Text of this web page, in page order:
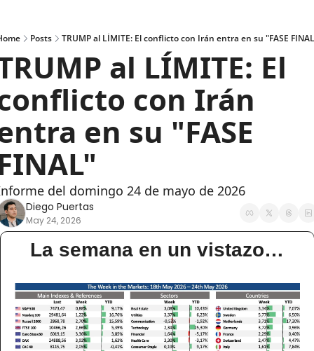
Posts TRUMP al LÍMITE: El conflicto con Irán entra en su "FASE
al LÍMITE: El
con Irán
en su "FASE
del domingo 24 de mayo de 2026
Diego Puertas
May 24, 2026
La semana en un vistazo…